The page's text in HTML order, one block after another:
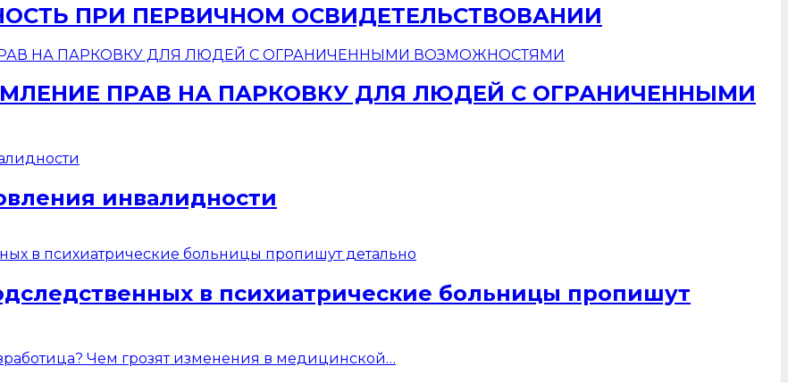
ПРИ ПЕРВИЧНОМ ОСВИДЕТЕЛЬСТВОВАНИИ
ПРАВ НА ПАРКОВКУ ДЛЯ ЛЮДЕЙ С ОГРАНИЧЕННЫМИ
инвалидности
в психиатрические больницы пропишут